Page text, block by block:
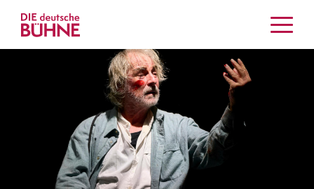
Crossover
Bühnenwelt